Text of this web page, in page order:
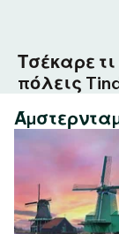
Τσέκαρε
πόλεις